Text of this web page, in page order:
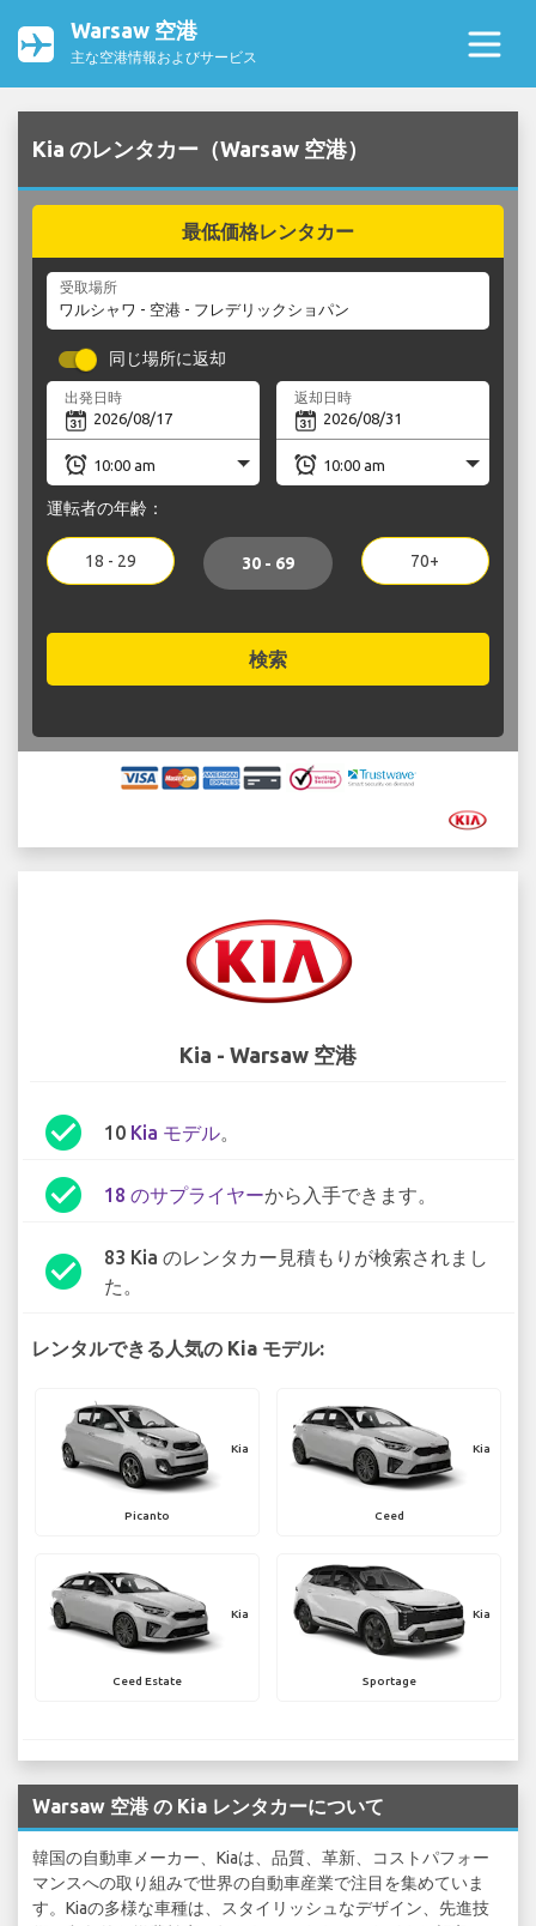
Warsaw 空港
主な空港情報およびサービス
Kia のレンタカー（Warsaw 空港）
最低価格レンタカー
受取場所
同じ場所に返却
出発日時 返却日時
運転者の年齢：
18 - 29 30 - 69 70+
検索
Kia - Warsaw 空港
check_circle 10 Kia モデル。
check_circle 18 のサプライヤーから入手できます。
check_circle
83 Kia のレンタカー見積もりが検索されまし
た。
レンタルできる人気の Kia モデル:
Kia
Picanto
Kia
Ceed
Kia
Ceed Estate
Kia
Sportage
Warsaw 空港 の Kia レンタカーについて
韓国の自動車メーカー、Kiaは、品質、革新、コストパフォー
マンスへの取り組みで世界の自動車産業で注目を集めていま
す。Kiaの多様な車種は、スタイリッシュなデザイン、先進技